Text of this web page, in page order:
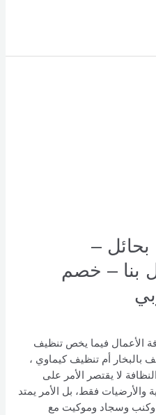
–
اتصل بنا – خصم
الأعمال فيما يخص تنظيف
بالبخار أم تنظيف كيماوي ،
لا يقتصر الأمر على
والأرضيات فقط، بل الأمر يمتد
وسجاد وموكيت مع